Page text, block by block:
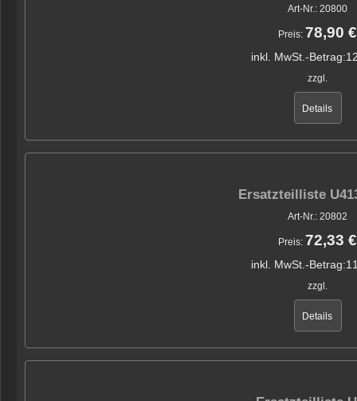
Art-Nr.: 20800
Preis: 78,90 €
inkl. MwSt.-Betrag:
zzgl.
Details
Ersatzteilliste
Art-Nr.: 20802
Preis: 72,33 €
inkl. MwSt.-Betrag:
zzgl.
Details